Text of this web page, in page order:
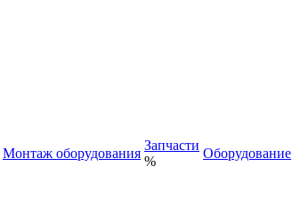
Монтаж оборудования
Запчасти
%
Оборудование